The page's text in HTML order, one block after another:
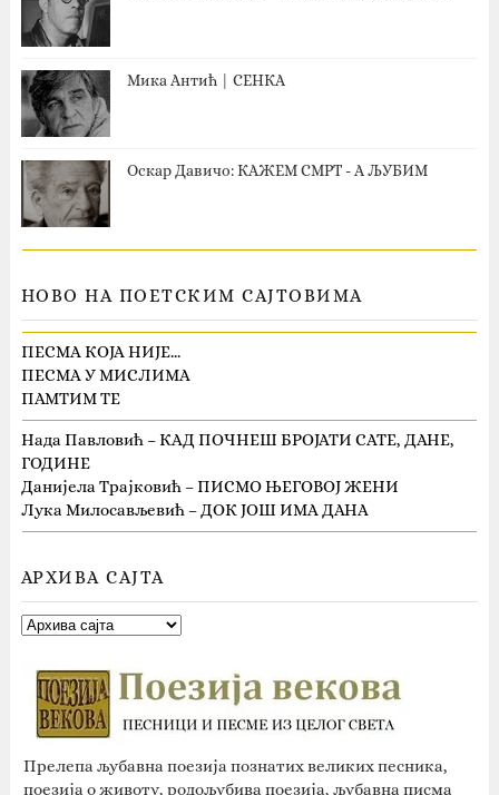
Мика Антић | СЕНКА
Оскар Давичо‎: КАЖЕМ СМРТ - А ЉУБИМ
НОВО НА ПОЕТСКИМ САЈТОВИМА
ПЕСМА КОЈА НИЈЕ…
ПЕСМА У МИСЛИМА
ПАМТИМ ТЕ
Нада Павловић – КАД ПОЧНЕШ БРОЈАТИ САТЕ, ДАНЕ,
ГОДИНЕ
Данијела Трајковић – ПИСМО ЊЕГОВОЈ ЖЕНИ
Лука Милосављевић – ДОК ЈОШ ИМА ДАНА
АРХИВА САЈТА
Прелепа љубавна поезија познатих великих песника,
поезија о животу, родољубива поезија, љубавна писма